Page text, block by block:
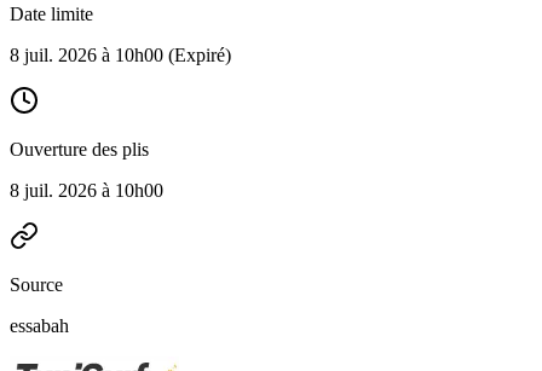
Date limite
8 juil. 2026 à 10h00 (Expiré)
Ouverture des plis
8 juil. 2026 à 10h00
Source
essabah